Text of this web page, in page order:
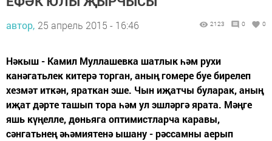
автор, 25 апрель 2015 - 16:46 2123 0 0
Нәкыш - Камил Муллашевка шатлык һәм рухи
канәгатьлек китерә торган, аның гомере буе бирелеп
хезмәт иткән, яраткан эше. Чын иҗатчы буларак, аның
иҗат дәрте ташып тора һәм ул эшләргә ярата. Мәңге
яшь күңелле, дөньяга оптимистларча каравы,
сәнгатьнең әһәмиятенә ышану - рәссамны аерып